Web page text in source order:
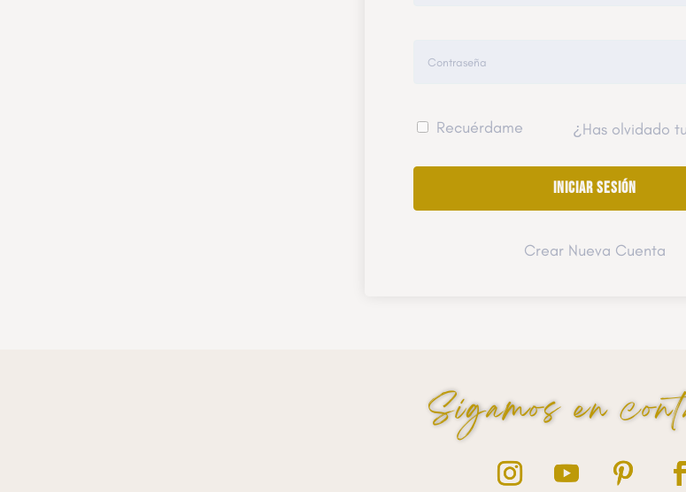
Recuérdame ¿Has olvidado
Crear Nueva Cuenta
Sigamos en